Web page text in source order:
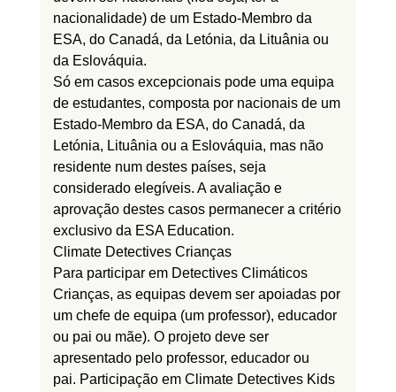
nacionalidade) de um Estado-Membro da
ESA, do Canadá, da Letónia, da Lituânia ou
da Eslováquia.
Só em casos excepcionais pode uma equipa
de estudantes, composta por nacionais de um
Estado-Membro da ESA, do Canadá, da
Letónia, Lituânia ou a Eslováquia, mas não
residente num destes países, seja
considerado elegíveis. A avaliação e
aprovação destes casos permanecer a critério
exclusivo da ESA Education.
Climate Detectives Crianças
Para participar em Detectives Climáticos
Crianças, as equipas devem ser apoiadas por
um chefe de equipa (um professor), educador
ou pai ou mãe). O projeto deve ser
apresentado pelo professor, educador ou
pai. Participação em Climate Detectives Kids